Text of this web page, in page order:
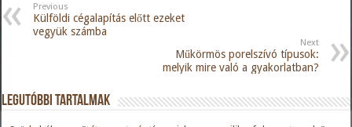
Previous
Külföldi cégalapítás előtt ezeket
vegyük számba
Next
Műkörmös porelszívó típusok:
melyik mire való a gyakorlatban?
Legutóbbi tartalmak